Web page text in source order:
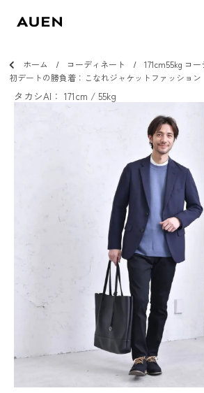
ホーム コーディネート
171cm55kg コ
初デートの勝負着：こなれジャケットファッション
タカシAI： 171cm / 55kg